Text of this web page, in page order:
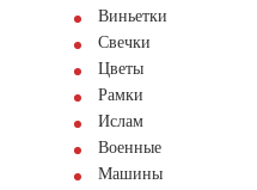
Виньетки
Свечки
Цветы
Рамки
Ислам
Военные
Машины